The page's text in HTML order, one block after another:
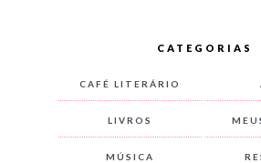
CATEGORIAS
CAFÉ LITERÁRIO
LIVROS
MÚSICA